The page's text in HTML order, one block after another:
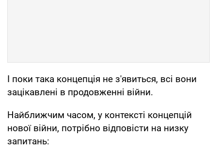
І поки така концепція не з'явиться, всі вони
зацікавлені в продовженні війни.
Найближчим часом, у контексті концепцій
нової війни, потрібно відповісти на низку
запитань: